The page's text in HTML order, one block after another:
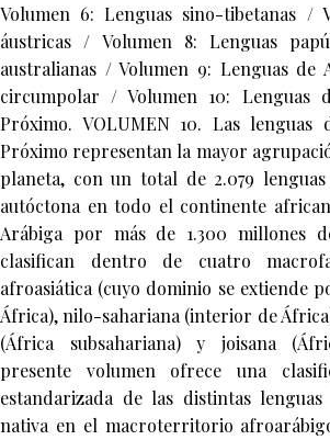
Volumen 6: Lenguas sino-tibetanas /
áustricas / Volumen 8: Lenguas
australianas / Volumen 9: Lenguas de
circumpolar / Volumen 10: Lenguas
Próximo. VOLUMEN 10. Las
Próximo representan la mayor
planeta, con un total de 2.079
autóctona en todo el continente
Arábiga por más de 1.300 millones
clasifican dentro de cuatro
afroasiática (cuyo dominio se extiende
África), nilo-sahariana (interior de
(África subsahariana) y joisana
presente volumen ofrece una
estandarizada de las distintas
nativa en el macroterritorio